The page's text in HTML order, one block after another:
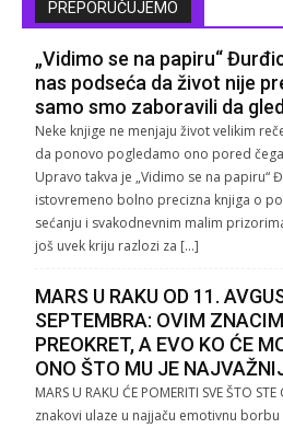
PREPORUČUJEMO
„Vidimo se na papiru“
nas podseća da život nije
samo smo zaboravili da
Neke knjige ne menjaju život velikim
da ponovo pogledamo ono pored
Upravo takva je „Vidimo se na papiru“
istovremeno bolno precizna knjiga o
sećanju i svakodnevnim malim
još uvek kriju razlozi za […]
MARS U RAKU OD 11.
SEPTEMBRA: OVIM
PREOKRET, A EVO KO ĆE
ONO ŠTO MU JE
MARS U RAKU ĆE POMERITI SVE ŠTO
znakovi ulaze u najjaču emotivnu